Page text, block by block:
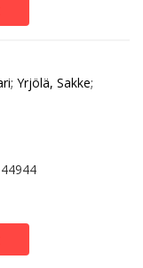
; Yrjölä, Sakke;